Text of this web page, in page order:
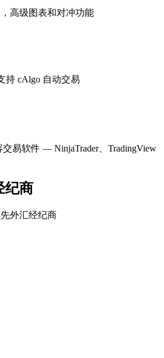
高级图表和对冲功能
持 cAlgo 自动交易
易软件 — NinjaTrader、TradingView
纪商
外汇经纪商